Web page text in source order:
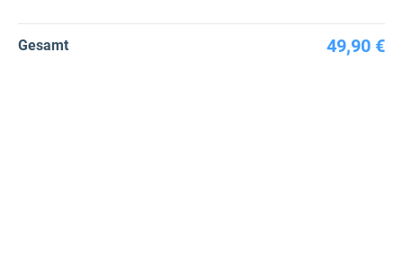
Gesamt 49,90 €